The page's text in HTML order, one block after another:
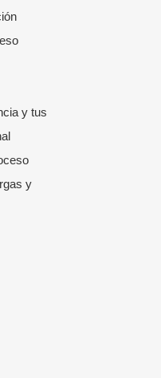
y tus
y